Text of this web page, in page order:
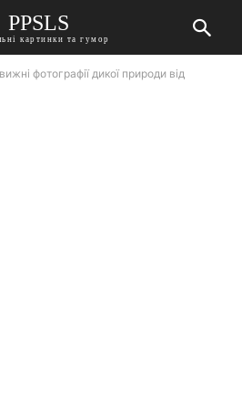
PPSLS
картинки та гумор
фотографії дикої природи від